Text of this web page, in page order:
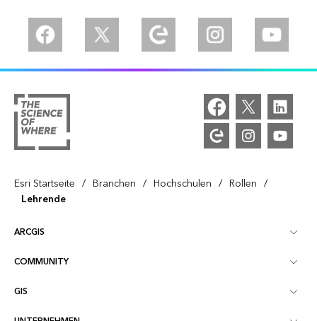
Facebook Twitter Esri CommunityInstagram YouTube
Esri Startseite / Branchen / Hochschulen / Rollen /
Lehrende
ARCGIS
ArcGIS – Überblick
Kartenerstellung
COMMUNITY
Esri Community
GIS